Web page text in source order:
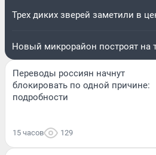
Трех диких зверей заметили в
Новый микрорайон построят на
Переводы россиян начнут
блокировать по одной причине:
подробности
15 часов 129